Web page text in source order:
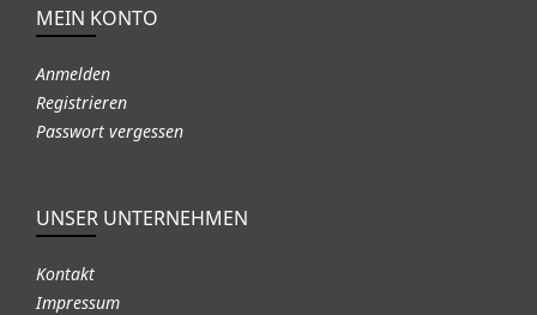
MEIN KONTO
Anmelden
Registrieren
Passwort vergessen
UNSER UNTERNEHMEN
Kontakt
Impressum